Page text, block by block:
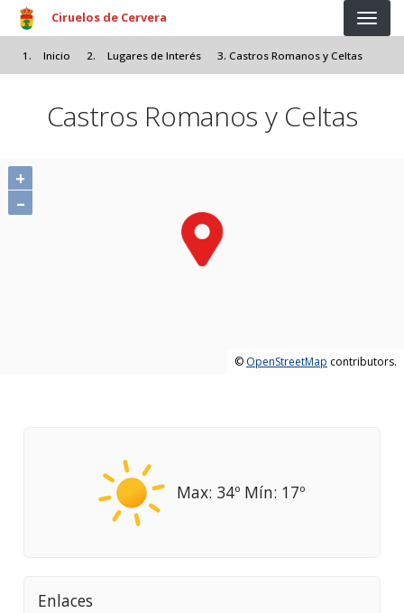
Pasar al contenido principal
Ciruelos de Cervera
Inicio Lugares de Interés Castros Romanos y Celtas
Castros Romanos y Celtas
+
–
© OpenStreetMap contributors.
Max: 34º Mín: 17º
Enlaces